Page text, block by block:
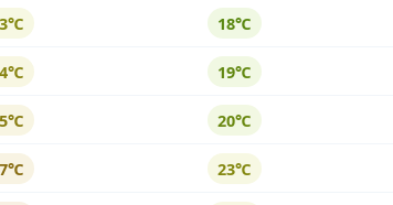
18℃
19℃
20℃
23℃